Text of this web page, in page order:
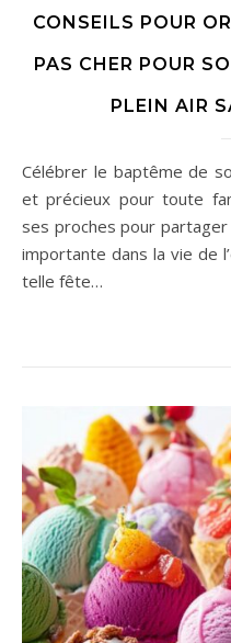
CONSEILS POUR
PAS CHER POUR
PLEIN AIR
Célébrer le baptême de son bébé est un moment unique
et précieux pour toute
ses proches pour
importante dans la vie de
telle fête…